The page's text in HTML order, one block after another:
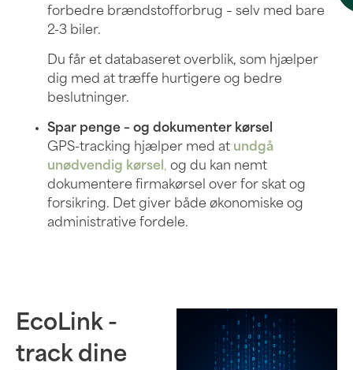
forbedre brændstofforbrug – selv med bare
2-3 biler.
Du får et databaseret overblik, som hjælper
dig med at træffe hurtigere og bedre
beslutninger.
Spar penge – og dokumenter kørsel
GPS-tracking hjælper med at undgå
unødvendig kørsel , og du kan nemt
dokumentere firmakørsel over for skat og
forsikring. Det giver både økonomiske og
administrative fordele.
EcoLink -
track dine